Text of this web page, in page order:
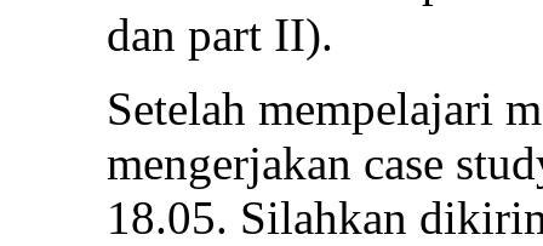
dan part II).
Setelah mempelajari
mengerjakan case
18.05. Silahkan